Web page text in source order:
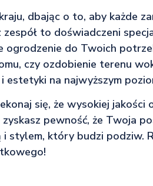
dbając o to, aby każde
to doświadczeni
ogrodzenie do Twoich
czy ozdobienie terenu
na najwyższym
się, że wysokiej jakości
pewność, że Twoja
stylem, który budzi podziw.